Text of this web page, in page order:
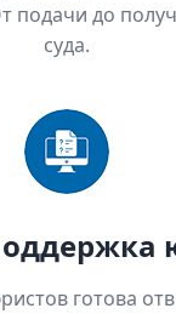
подачи до
суда.
готова